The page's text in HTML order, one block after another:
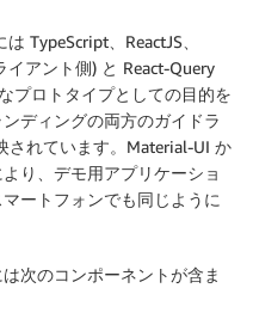
TypeScript、ReactJS、
イアント側) と React-Query
プロトタイプとしての目的を
ディングの両方のガイドラ
されています。Material-UI か
り、デモ用アプリケーショ
ートフォンでも同じように
次のコンポーネントが含ま